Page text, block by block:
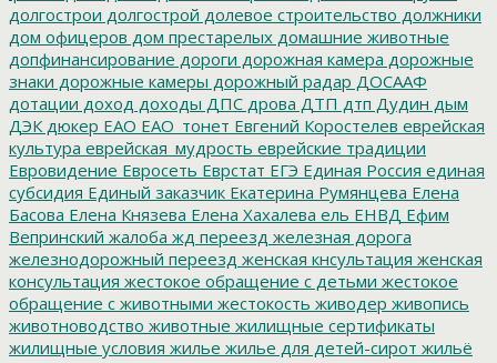
долгострои долгострой долевое строительство должники
дом офицеров дом престарелых домашние животные
допфинансирование дороги дорожная камера дорожные
знаки дорожные камеры дорожный радар ДОСААФ
дотации доход доходы ДПС дрова ДТП дтп Дудин дым
ДЭК дюкер ЕАО ЕАО_тонет Евгений Коростелев еврейская
культура еврейская_мудрость еврейские традиции
Евровидение Евросеть Еврстат ЕГЭ Единая Россия единая
субсидия Единый заказчик Екатерина Румянцева Елена
Басова Елена Князева Елена Хахалева ель ЕНВД Ефим
Вепринский жалоба жд переезд железная дорога
железнодорожный переезд женская кнсультация женская
консультация жестокое обращение с детьми жестокое
обращение с животными жестокость живодер живопись
животноводство животные жилищные сертификаты
жилищные условия жилье жилье для детей-сирот жильё